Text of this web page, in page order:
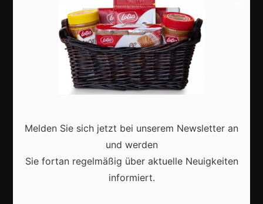
moderne Feierkultur
Melden Sie sich jetzt bei unserem Newsletter an
und werden
Sie fortan regelmäßig über aktuelle Neuigkeiten
informiert.